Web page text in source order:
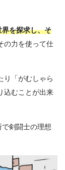
を探求し、そ
の力を使って仕
り「がむしゃら
込むことが出来
剣闘士の理想